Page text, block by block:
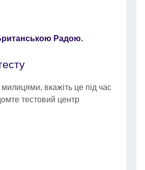
Радою.
вкажіть це під час
тестовий центр